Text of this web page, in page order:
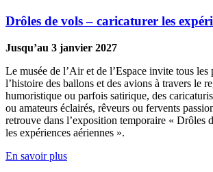
Drôles de vols – caricaturer les
Jusqu’au 3 janvier 2027
Le musée de l’Air et de l’Espace invite tous
l’histoire des ballons et des avions à travers le
humoristique ou parfois satirique, des
ou amateurs éclairés, rêveurs ou fervents
retrouve dans l’exposition temporaire « Drôles
les expériences aériennes ».
En savoir plus